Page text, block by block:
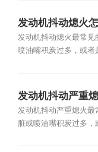
发动机抖动熄火
发动机抖动熄火最常见
喷油嘴积炭过多，或者
发动机抖动严重
发动机抖动严重熄火最
脏或喷油嘴积炭过多，